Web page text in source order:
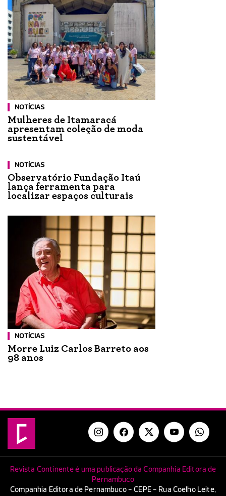
NOTÍCIAS
Mulheres de Itamaracá
apresentam coleção de moda
sustentável
NOTÍCIAS
Observatório Fundação Itaú
lança ferramenta para
localizar espaços culturais
NOTÍCIAS
Morre Luiz Carlos Barreto aos
98 anos
Revista Continente é uma publicação da Companhia Editora de
Pernambuco
Companhia Editora de Pernambuco - CEPE - Rua Coelho Leite,